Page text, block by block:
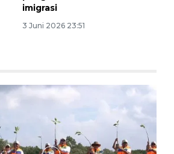
imigrasi
3 Juni 2026 23:51